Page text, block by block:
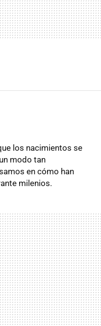
los nacimientos se
modo tan
en cómo han
milenios.